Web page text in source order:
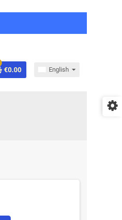
€0.00 English